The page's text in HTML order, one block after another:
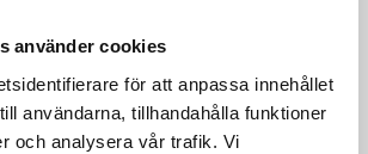
använder cookies
för att anpassa innehållet
användarna, tillhandahålla funktioner
och analysera vår trafik. Vi
Jackan har även bra stretch för optimal
i armhålor och rygg för
Kan enkelt packas ned i sin egen
• Vind- och vattentätt material
000) • Bra stretch för optimal